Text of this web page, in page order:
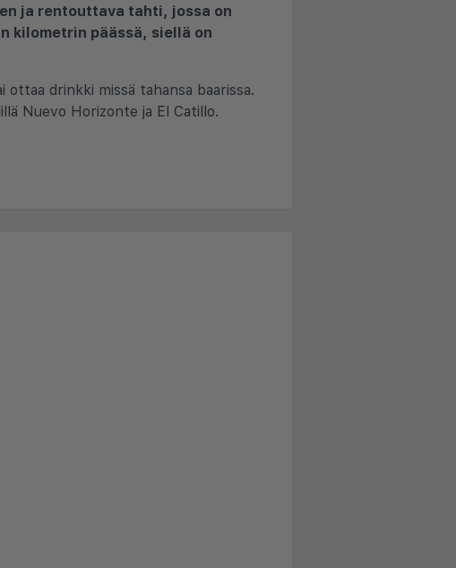
ja rentouttava tahti, jossa on
kilometrin päässä, siellä on
drinkki missä tahansa baarissa.
Nuevo Horizonte ja El Catillo.